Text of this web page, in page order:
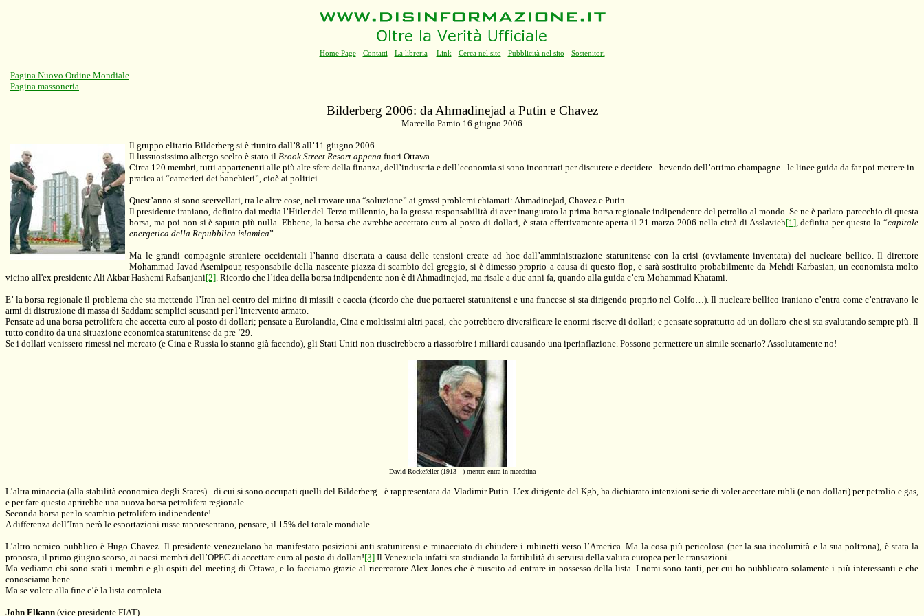
Home Page- Contatti - La libreria- Link - Cerca nel sito - Pubblicità nel sito - Sostenitori
- Pagina Nuovo Ordine Mondiale
- Pagina massoneria
Bilderberg 2006: da Ahmadinejad a Putin e Chavez
Marcello Pamio 16 giugno 2006
Il gruppo elitario Bilderberg si è riunito dall’8 all’11 giugno 2006.
Il lussuosissimo albergo scelto è stato il Brook Street Resort appena fuori Ottawa.
Circa 120 membri, tutti appartenenti alle più alte sfere della finanza, dell’industria e dell’economia si sono incontrati per discutere e decidere - bevendo dell’ottimo champagne - le linee guida da far poi mettere in
pratica ai “camerieri dei banchieri”, cioè ai politici.
Quest’anno si sono scervellati, tra le altre cose, nel trovare una “soluzione” ai grossi problemi chiamati: Ahmadinejad, Chavez e Putin.
Il presidente iraniano, definito dai media l’Hitler del Terzo millennio, ha la grossa responsabilità di aver inaugurato la prima borsa regionale indipendente del petrolio al mondo. Se ne è parlato parecchio di questa
borsa, ma poi non si è saputo più nulla. Ebbene, la borsa che avrebbe accettato euro al posto di dollari, è stata effettivamente aperta il 21 marzo 2006 nella città di Asslavieh[1], definita per questo la “capitale
energetica della Repubblica islamica”.
Ma le grandi compagnie straniere occidentali l’hanno disertata a causa delle tensioni create ad hoc dall’amministrazione statunitense con la crisi (ovviamente inventata) del nucleare bellico. Il direttore
Mohammad Javad Asemipour, responsabile della nascente piazza di scambio del greggio, si è dimesso proprio a causa di questo flop, e sarà sostituito probabilmente da Mehdi Karbasian, un economista molto
vicino all'ex presidente Ali Akbar Hashemi Rafsanjani[2]. Ricordo che l’idea della borsa indipendente non è di Ahmadinejad, ma risale a due anni fa, quando alla guida c’era Mohammad Khatami.
E’ la borsa regionale il problema che sta mettendo l’Iran nel centro del mirino di missili e caccia (ricordo che due portaerei statunitensi e una francese si sta dirigendo proprio nel Golfo…). Il nucleare bellico iraniano c’entra come c’entravano le
armi di distruzione di massa di Saddam: semplici scusanti per l’intervento armato.
Pensate ad una borsa petrolifera che accetta euro al posto di dollari; pensate a Eurolandia, Cina e moltissimi altri paesi, che potrebbero diversificare le enormi riserve di dollari; e pensate soprattutto ad un dollaro che si sta svalutando sempre più. Il
tutto condito da una situazione economica statunitense da pre ‘29.
Se i dollari venissero rimessi nel mercato (e Cina e Russia lo stanno già facendo), gli Stati Uniti non riuscirebbero a riassorbire i miliardi causando una iperinflazione. Possono permettere un simile scenario? Assolutamente no!
David Rockefeller (1913 - ) mentre entra in macchina
L’altra minaccia (alla stabilità economica degli States) - di cui si sono occupati quelli del Bilderberg ­- è rappresentata da Vladimir Putin. L’ex dirigente del Kgb, ha dichiarato intenzioni serie di voler accettare rubli (e non dollari) per petrolio e gas,
e per fare questo aprirebbe una nuova borsa petrolifera regionale.
Seconda borsa per lo scambio petrolifero indipendente!
A differenza dell’Iran però le esportazioni russe rappresentano, pensate, il 15% del totale mondiale…
L’altro nemico pubblico è Hugo Chavez. Il presidente venezuelano ha manifestato posizioni anti-statunitensi e minacciato di chiudere i rubinetti verso l’America. Ma la cosa più pericolosa (per la sua incolumità e la sua poltrona), è stata la
proposta, il primo giugno scorso, ai paesi membri dell’OPEC di accettare euro al posto di dollari![3] Il Venezuela infatti sta studiando la fattibilità di servirsi della valuta europea per le transazioni…
Ma vediamo chi sono stati i membri e gli ospiti del meeting di Ottawa, e lo facciamo grazie al ricercatore Alex Jones che è riuscito ad entrare in possesso della lista. I nomi sono tanti, per cui ho pubblicato solamente i più interessanti e che
conosciamo bene.
Ma se volete alla fine c’è la lista completa.
John Elkann (vice presidente FIAT)